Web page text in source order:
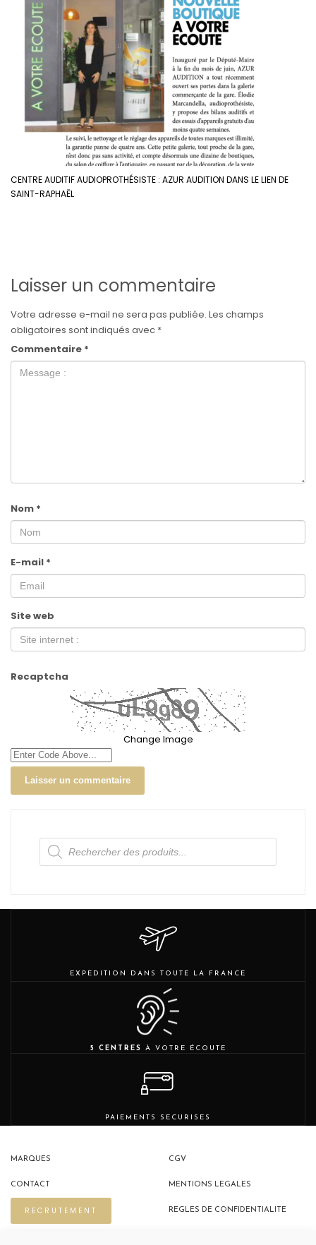
CENTRE AUDITIF AUDIOPROTHÉSISTE : AZUR AUDITION DANS LE LIEN DE
SAINT-RAPHAËL
Laisser un commentaire
Votre adresse e-mail ne sera pas publiée. Les champs
obligatoires sont indiqués avec *
Commentaire *
Nom *
E-mail *
Site web
Recaptcha
Change Image
Recherche
de
produits
EXPEDITION DANS TOUTE LA FRANCE
5 CENTRES À VOTRE ÉCOUTE
PAIEMENTS SECURISES
MARQUES
CONTACT
RECRUTEMENT
CGV
MENTIONS LEGALES
REGLES DE CONFIDENTIALITE